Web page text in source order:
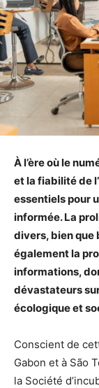
À l’ère où le
et la fiabilité de
essentiels pour
informée. La
divers, bien que
également la
informations,
dévastateurs
écologique et
Conscient de
Gabon et à São
la Société